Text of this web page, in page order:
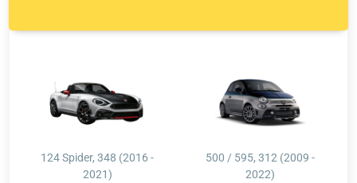
124 Spider, 348 (2016 -
2021)
500 / 595, 312 (2009 -
2022)